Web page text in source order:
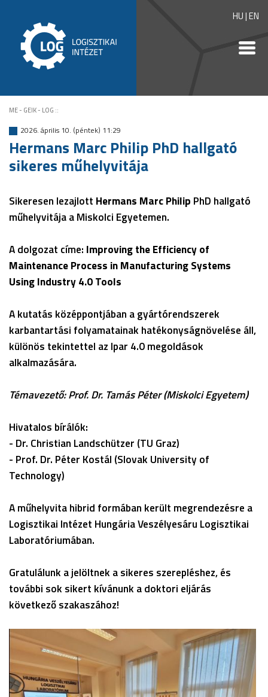
HU|EN
ME - GEIK - LOG ::
2026. április 10. (péntek) 11:29
Hermans Marc Philip PhD hallgató
sikeres műhelyvitája
Sikeresen lezajlott Hermans Marc Philip PhD hallgató
műhelyvitája a Miskolci Egyetemen.
A dolgozat címe: Improving the Efficiency of
Maintenance Process in Manufacturing Systems
Using Industry 4.0 Tools
A kutatás középpontjában a gyártórendszerek
karbantartási folyamatainak hatékonyságnövelése áll,
különös tekintettel az Ipar 4.0 megoldások
alkalmazására.
Témavezető: Prof. Dr. Tamás Péter (Miskolci Egyetem)
Hivatalos bírálók:
- Dr. Christian Landschützer (TU Graz)
- Prof. Dr. Péter Kostál (Slovak University of
Technology)
A műhelyvita hibrid formában került megrendezésre a
Logisztikai Intézet Hungária Veszélyesáru Logisztikai
Laboratóriumában.
Gratulálunk a jelöltnek a sikeres szerepléshez, és
további sok sikert kívánunk a doktori eljárás
következő szakaszához!